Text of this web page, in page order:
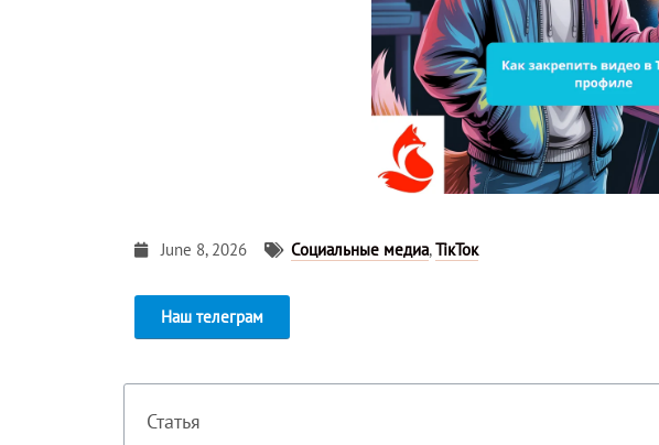
June 8, 2026 Социальные медиа,ТікТок
Наш телеграм
Статья